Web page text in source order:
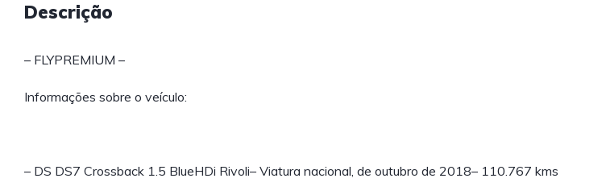
Descrição
– FLYPREMIUM –
Informações sobre o veículo:
– DS DS7 Crossback 1.5 BlueHDi Rivoli– Viatura nacional, de outubro de 2018– 110.767 kms